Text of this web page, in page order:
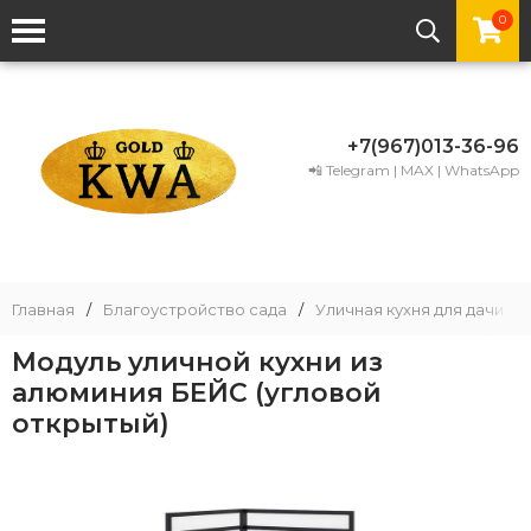
0
+7(967)013-36-96
📲 Telegram | MAX | WhatsApp
Главная / Благоустройство сада / Уличная кухня для дачи
Модуль уличной кухни из
алюминия БЕЙС (угловой
открытый)